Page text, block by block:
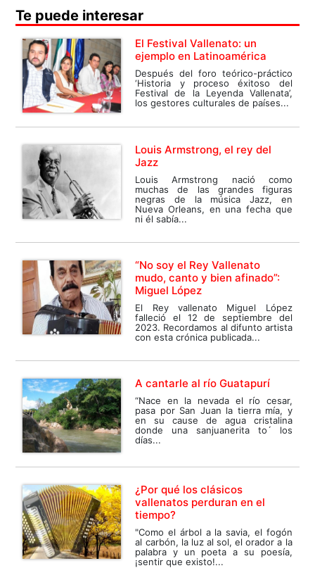
Te puede interesar
El Festival Vallenato: un
ejemplo en Latinoamérica
Después del foro teórico-práctico
‘Historia y proceso éxitoso del
Festival de la Leyenda Vallenata’,
los gestores culturales de países...
Louis Armstrong, el rey del
Jazz
Louis Armstrong nació como
muchas de las grandes figuras
negras de la música Jazz, en
Nueva Orleans, en una fecha que
ni él sabía...
“No soy el Rey Vallenato
mudo, canto y bien afinado”:
Miguel López
El Rey vallenato Miguel López
falleció el 12 de septiembre del
2023. Recordamos al difunto artista
con esta crónica publicada...
A cantarle al río Guatapurí
“Nace en la nevada el río cesar,
pasa por San Juan la tierra mía, y
en su cause de agua cristalina
donde una sanjuanerita to´ los
días...
¿Por qué los clásicos
vallenatos perduran en el
tiempo?
"Como el árbol a la savia, el fogón
al carbón, la luz al sol, el orador a la
palabra y un poeta a su poesía,
¡sentir que existo!...